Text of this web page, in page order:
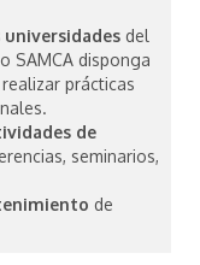
del
SAMCA disponga
prácticas
de
seminarios,
de